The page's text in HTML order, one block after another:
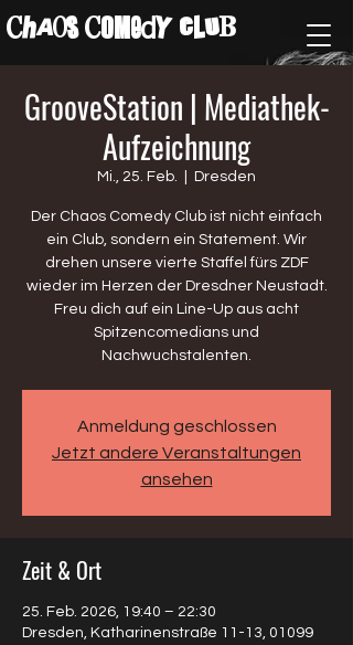
ChAos COMedY cLuB
GrooveStation | Mediathek-
Aufzeichnung
Mi., 25. Feb. Dresden
Der Chaos Comedy Club ist nicht einfach
ein Club, sondern ein Statement. Wir
drehen unsere vierte Staffel fürs ZDF
wieder im Herzen der Dresdner Neustadt.
Freu dich auf ein Line-Up aus acht
Spitzencomedians und
Nachwuchstalenten.
Anmeldung geschlossen
Jetzt andere Veranstaltungen
ansehen
Zeit & Ort
25. Feb. 2026, 19:40 – 22:30
Dresden, Katharinenstraße 11-13, 01099